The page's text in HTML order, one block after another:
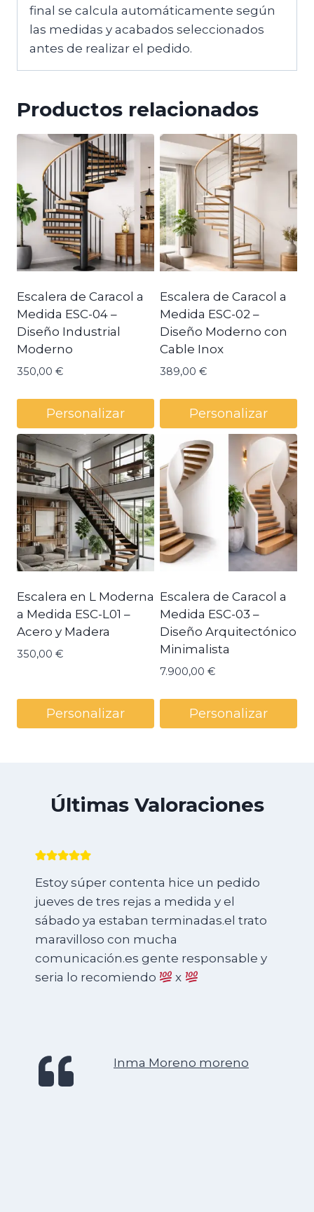
final se calcula automáticamente según
las medidas y acabados seleccionados
antes de realizar el pedido.
Productos relacionados
Escalera de Caracol a
Medida ESC-04 –
Diseño Industrial
Moderno
350,00 €
Personalizar
Escalera de Caracol a
Medida ESC-02 –
Diseño Moderno con
Cable Inox
389,00 €
Personalizar
Escalera en L Moderna
a Medida ESC-L01 –
Acero y Madera
350,00 €
Personalizar
Escalera de Caracol a
Medida ESC-03 –
Diseño Arquitectónico
Minimalista
7.900,00 €
Personalizar
Últimas Valoraciones
Estoy súper contenta hice un pedido
jueves de tres rejas a medida y el
sábado ya estaban terminadas.el trato
maravilloso con mucha
comunicación.es gente responsable y
seria lo recomiendo
x
Inma Moreno moreno